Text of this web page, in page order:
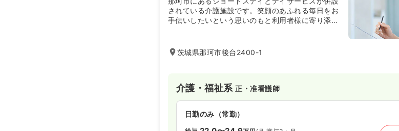
されている介護施設です。笑顔のあふれる毎日をお
手伝いしたいという思いのもと利用者様に寄り添っ
茨城県那珂市後台2400-1
介護・福祉系正・准看護師
日勤のみ（常勤）